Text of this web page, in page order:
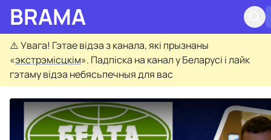
BRAMA
⚠️Увага! Гэтае відэа з канала, які прызнаны
«экстрэмісцкім». Падпіска на канал у Беларусі і лайк
гэтаму відэа небясьпечныя для вас